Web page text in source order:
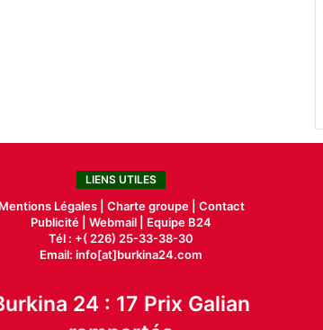
LIENS UTILES
Mentions Légales | Charte groupe | Contact
Publicité |Webmail |
Equipe B24
Tél : +( 226) 25-33-38-30
Email: info[at]burkina24.com
24 : 17 Prix Galian